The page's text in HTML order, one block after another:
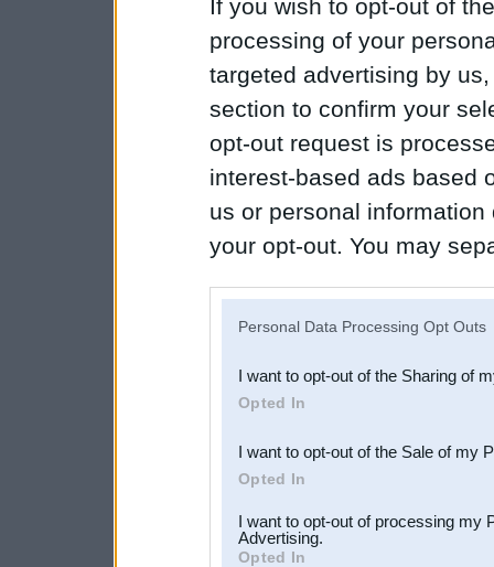
If you wish to opt-out of
processing of your
targeted advertising by
section to confirm your
opt-out request is
interest-based ads based
us or personal
your opt-out. You may
Downstream Participants
third parties.
Personal Data Processing Opt Outs
I want to opt-out of the Sharing of
Opted In
I want to opt-out of the Sale of my
Opted In
I want to opt-out of processing my
Advertising.
Opted In